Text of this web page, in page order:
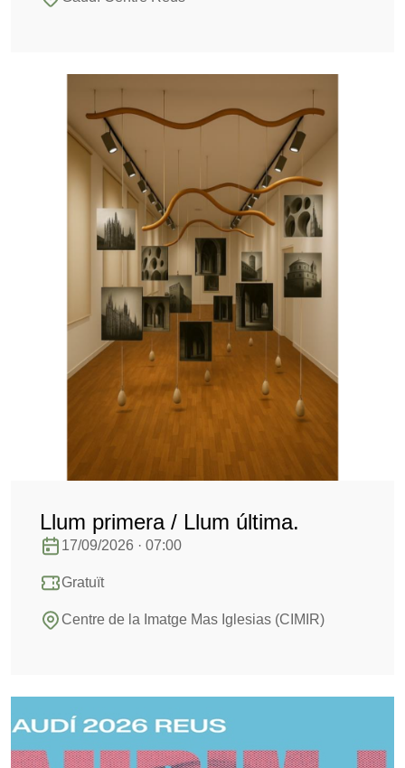
Llum primera / Llum última.
17/09/2026 · 07:00
Gratuït
Centre de la Imatge Mas Iglesias (CIMIR)